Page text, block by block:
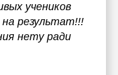
учеников
результат!!!
нету ради